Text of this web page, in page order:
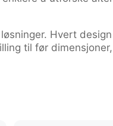
Hvert
til før